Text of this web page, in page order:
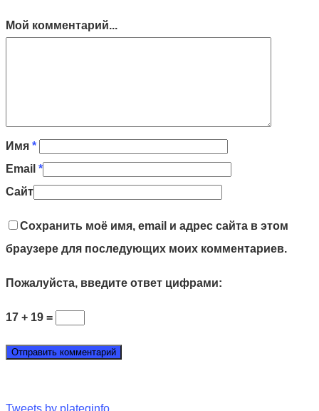
Мой комментарий...
Имя *
Email *
Сайт
Сохранить моё имя, email и адрес сайта в этом
браузере для последующих моих комментариев.
Пожалуйста, введите ответ цифрами:
17 + 19 =